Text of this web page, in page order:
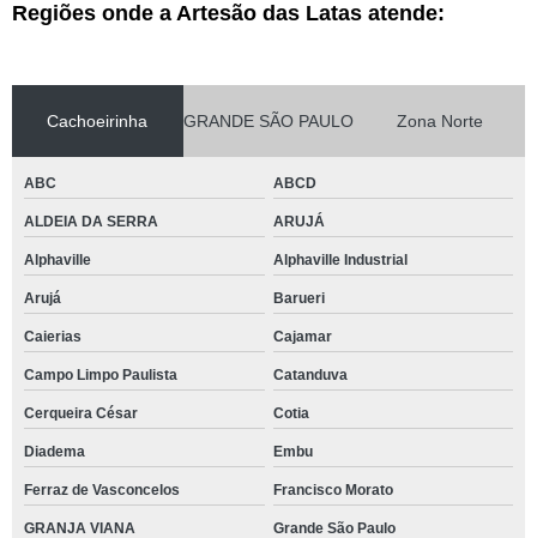
Regiões onde a Artesão das Latas atende:
Cachoeirinha GRANDE SÃO PAULO Zona Norte
ABC ABCD
ALDEIA DA SERRA ARUJÁ
Alphaville Alphaville Industrial
Arujá Barueri
Caierias Cajamar
Campo Limpo Paulista Catanduva
Cerqueira César Cotia
Diadema Embu
Ferraz de Vasconcelos Francisco Morato
GRANJA VIANA Grande São Paulo